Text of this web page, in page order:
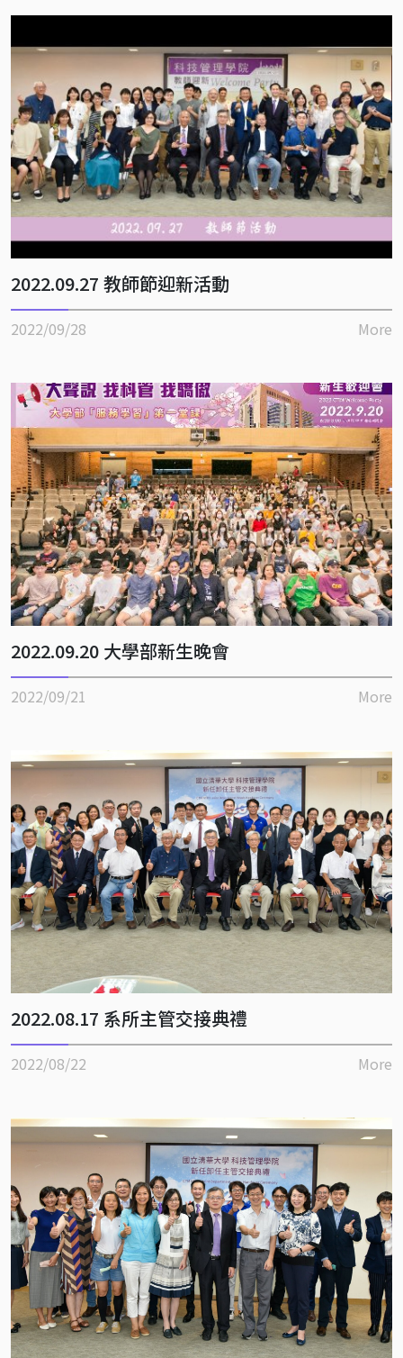
2022.09.27 教師節迎新活動
2022/09/28 More
2022.09.20 大學部新生晚會
2022/09/21 More
2022.08.17 系所主管交接典禮
2022/08/22 More